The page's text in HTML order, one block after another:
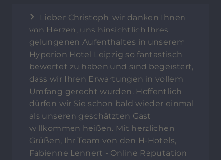
Lieber Christoph, wir danken Ihnen
von Herzen, uns hinsichtlich Ihres
gelungenen Aufenthaltes in unserem
Hyperion Hotel Leipzig so fantastisch
bewertet zu haben und sind begeistert,
dass wir Ihren Erwartungen in vollem
Umfang gerecht wurden. Hoffentlich
dürfen wir Sie schon bald wieder einmal
als unseren geschätzten Gast
willkommen heißen. Mit herzlichen
Grüßen, Ihr Team von den H-Hotels,
Fabienne Lennert - Online Reputation